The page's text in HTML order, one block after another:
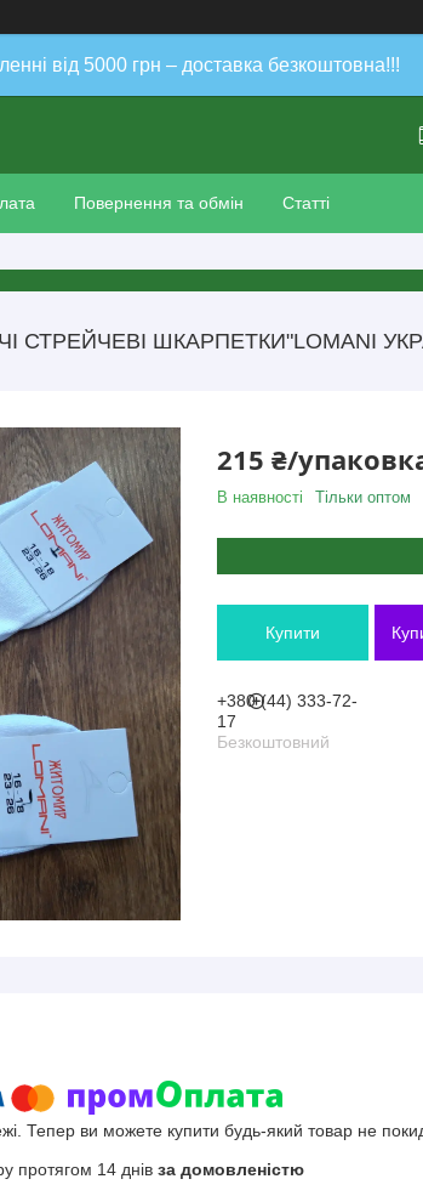
від 5000 грн – доставка безкоштовна!!!
Повернення та обмін Статті
СТРЕЙЧЕВІ ШКАРПЕТКИ"LOMANI
215 ₴/
В наявності Тільки оптом
Купити
+380 (44) 333-72-
17
Безкоштовний
Тепер ви можете купити будь-який товар не
протягом 14 днів за домовленістю